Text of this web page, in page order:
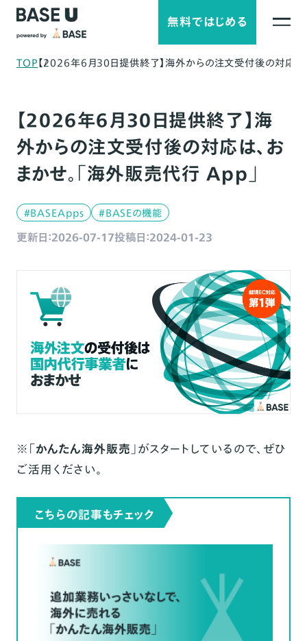
無料ではじめる
TOP【2026年6月30日提供終了】海外からの注文受付後の対応は
【2026年6月30日提供終了】海
外からの注文受付後の対応は、お
まかせ。「海外販売代行 App」
#BASEApps #BASEの機能
更新日：2026-07-17投稿日：2024-01-23
※「かんたん海外販売 」がスタートしているので、ぜひ
ご活用ください。
こちらの記事もチェック